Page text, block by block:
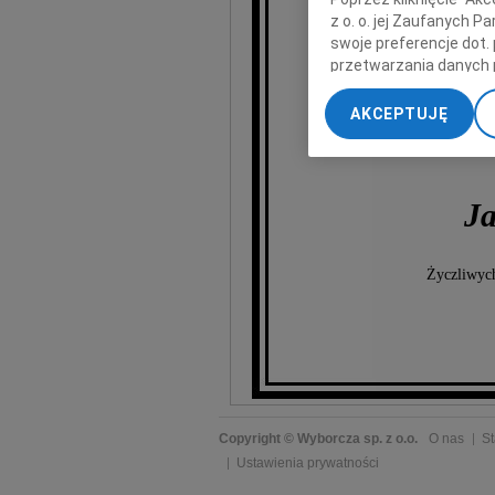
Copyright © Wyborcza sp. z o.o. O nas
Ustawienia prywatności
z o. o. jej Zaufanych
swoje preferencje dot.
przetwarzania danych
„Ustawienia
My, nasi Zaufani
dokładnych danych
Przechowywanie
AKCEPTUJĘ